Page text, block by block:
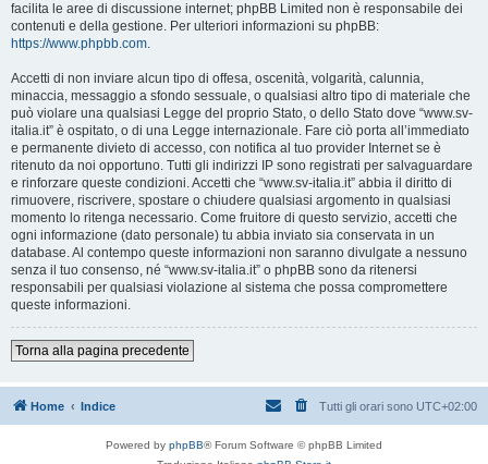
facilita le aree di discussione internet; phpBB Limited non è responsabile dei
contenuti e della gestione. Per ulteriori informazioni su phpBB:
https://www.phpbb.com.
Accetti di non inviare alcun tipo di offesa, oscenità, volgarità, calunnia,
minaccia, messaggio a sfondo sessuale, o qualsiasi altro tipo di materiale che
può violare una qualsiasi Legge del proprio Stato, o dello Stato dove “www.sv-
italia.it” è ospitato, o di una Legge internazionale. Fare ciò porta all’immediato
e permanente divieto di accesso, con notifica al tuo provider Internet se è
ritenuto da noi opportuno. Tutti gli indirizzi IP sono registrati per salvaguardare
e rinforzare queste condizioni. Accetti che “www.sv-italia.it” abbia il diritto di
rimuovere, riscrivere, spostare o chiudere qualsiasi argomento in qualsiasi
momento lo ritenga necessario. Come fruitore di questo servizio, accetti che
ogni informazione (dato personale) tu abbia inviato sia conservata in un
database. Al contempo queste informazioni non saranno divulgate a nessuno
senza il tuo consenso, né “www.sv-italia.it” o phpBB sono da ritenersi
responsabili per qualsiasi violazione al sistema che possa compromettere
queste informazioni.
Torna alla pagina precedente
Home Indice Tutti gli orari sono UTC+02:00
Powered by phpBB® Forum Software © phpBB Limited